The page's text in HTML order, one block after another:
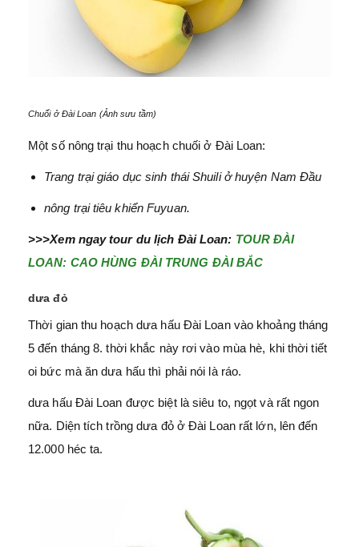
Chuối ở Đài Loan (Ảnh sưu tầm)
Một số nông trại thu hoạch chuối ở Đài Loan:
Trang trại giáo dục sinh thái Shuili ở huyện Nam Đầu
nông trại tiêu khiển Fuyuan.
>>>Xem ngay tour du lịch Đài Loan: TOUR ĐÀI
LOAN: CAO HÙNG ĐÀI TRUNG ĐÀI BẮC
dưa đỏ
Thời gian thu hoạch dưa hấu Đài Loan vào khoảng tháng
5 đến tháng 8. thời khắc này rơi vào mùa hè, khi thời tiết
oi bức mà ăn dưa hấu thì phải nói là ráo.
dưa hấu Đài Loan được biệt là siêu to, ngọt và rất ngon
nữa. Diện tích trồng dưa đỏ ở Đài Loan rất lớn, lên đến
12.000 héc ta.